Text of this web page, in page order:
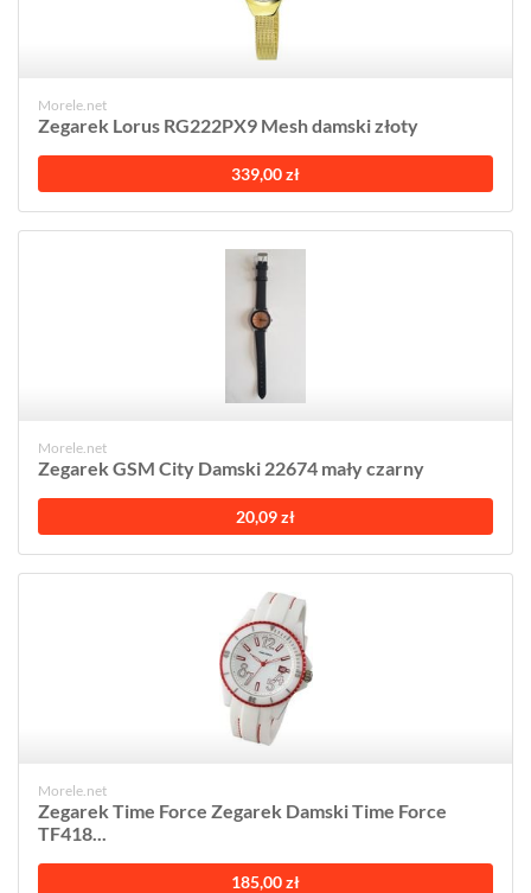
Morele.net
Zegarek Lorus RG222PX9 Mesh damski złoty
339,00 zł
Morele.net
Zegarek GSM City Damski 22674 mały czarny
20,09 zł
Morele.net
Zegarek Time Force Zegarek Damski Time Force
TF418...
185,00 zł